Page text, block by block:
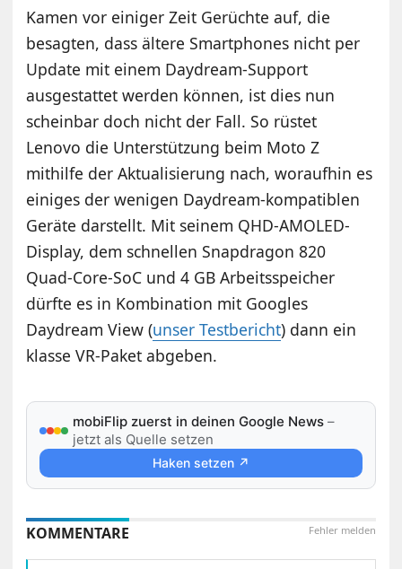
Kamen vor einiger Zeit Gerüchte auf, die
besagten, dass ältere Smartphones nicht per
Update mit einem Daydream-Support
ausgestattet werden können, ist dies nun
scheinbar doch nicht der Fall. So rüstet
Lenovo die Unterstützung beim Moto Z
mithilfe der Aktualisierung nach, woraufhin es
einiges der wenigen Daydream-kompatiblen
Geräte darstellt. Mit seinem QHD-AMOLED-
Display, dem schnellen Snapdragon 820
Quad-Core-SoC und 4 GB Arbeitsspeicher
dürfte es in Kombination mit Googles
Daydream View (unser Testbericht) dann ein
klasse VR-Paket abgeben.
mobiFlip zuerst in deinen Google News –
jetzt als Quelle setzen
Haken setzen ↗
Fehler melden
KOMMENTARE